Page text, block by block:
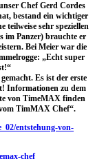
Chef Gerd Cordes
bestand ein wichtiger
teilweise sehr speziellen
im Panzer) brauchte er
Bei Meier war die
„Echt super
Es ist der erste
Informationen zu dem
von TimeMAX finden
TimMAX Chef“.
entstehung-von-
chef